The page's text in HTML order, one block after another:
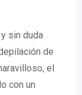
sin duda
de
el
con un